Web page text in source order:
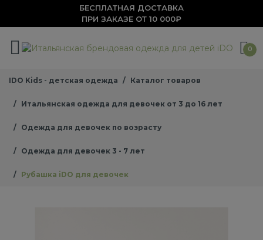
БЕСПЛАТНАЯ ДОСТАВКА
ПРИ ЗАКАЗЕ ОТ 10 000₽
0
IDO Kids - детская одежда Каталог товаров
Итальянская одежда для девочек от 3 до 16 лет
Одежда для девочек по возрасту
Одежда для девочек 3 - 7 лет
Рубашка iDO для девочек